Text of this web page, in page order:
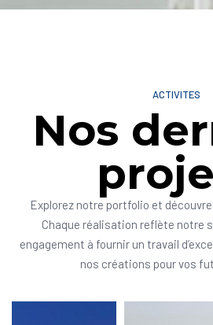
ACTIVITES
Nos
Explorez notre portfolio et
Chaque réalisation reflète notre
engagement à fournir un travail
nos créations pour vos